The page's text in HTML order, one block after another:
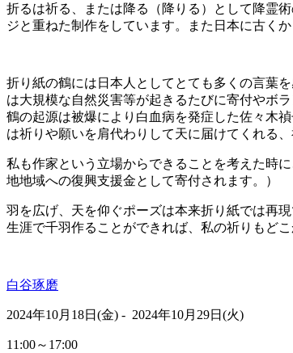
折るは祈る、または降る（降りる）として降霊
ジと重ねた制作をしています。また日本に古く
折り紙の鶴には日本人としてとても多くの言葉
は大規模な自然災害等が起きるたびに寄付やボ
鶴の起源は被爆により白血病を発症した佐々木
は祈りや願いを肩代わりして天に届けてくれる
私も作家という立場からできることを考えた時
地地域への復興支援金として寄付されます。）
羽を広げ、天を仰ぐポーズは本来折り紙では再現
生涯で千羽作ることができれば、私の祈りもどこ
白谷琢磨
2024年10月18日(金) - 2024年10月29日(火)
11:00～17:00